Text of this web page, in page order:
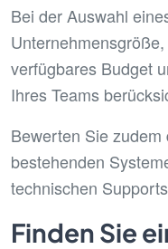
Bei der Auswahl
verfügbares Budget
Ihres Teams
Bewerten Sie
bestehenden
technischen
Finden Sie